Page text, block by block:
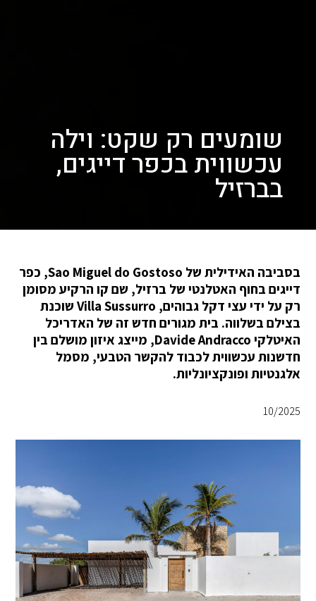
שומעים רק שקט: וילה
עכשווית בכפר דייגים,
בברזיל
בסביבה האידילית של Sao Miguel do Gostoso, כפר
דייגים בחוף האטלנטי של ברזיל, שם קו הרקיע מסומן
רק על ידי עצי דקל גבוהים, Villa Sussurro שוכנת
בצילם בשלווה. בית מגורים חדש זה של האדריכל
האיטלקי Davide Andracco, מייצג איזון מושלם בין
חדשנות עכשווית לכבוד להקשר הטבעי, מסמל
אלגנטיות ופונקציונליות.
10/2025